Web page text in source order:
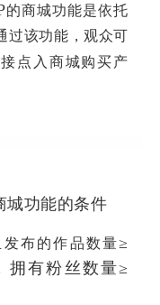
的商城功能是依托
过该功能，观众可
点入商城购买产
功能的条件
布的作品数量≥
拥有粉丝数量≥